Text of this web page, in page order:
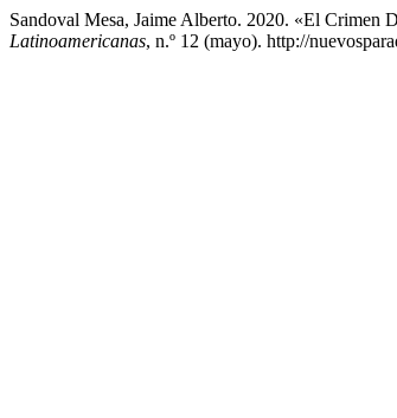
Sandoval Mesa, Jaime Alberto. 2020. «El Crimen
Latinoamericanas, n.º 12 (mayo). http://